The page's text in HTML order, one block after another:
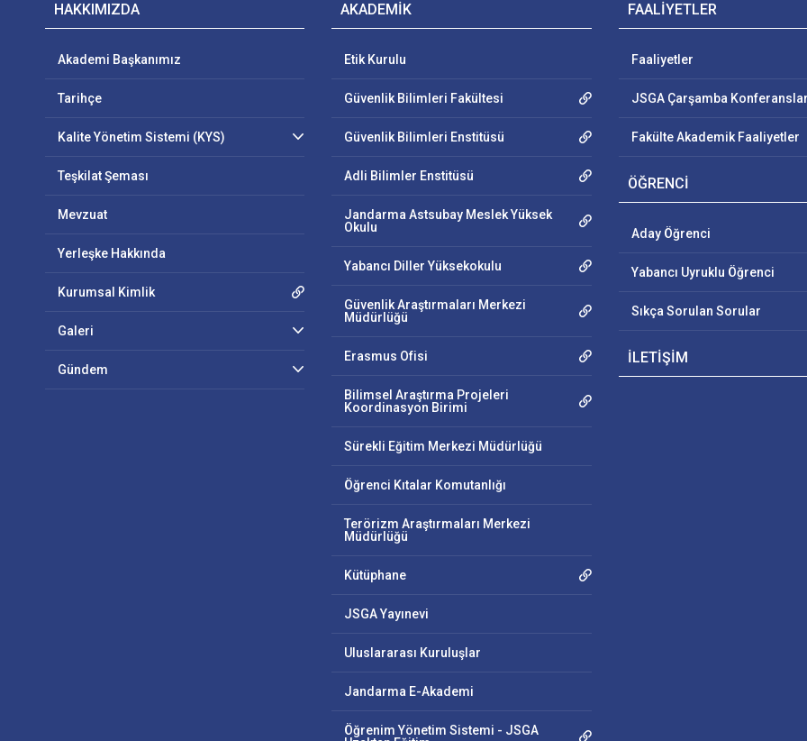
HAKKIMIZDA
Akademi Başkanımız
Tarihçe
Kalite Yönetim Sistemi (KYS)
Teşkilat Şeması
Mevzuat
Yerleşke Hakkında
Kurumsal Kimlik
Galeri
Gündem
AKADEMİK
Etik Kurulu
Güvenlik Bilimleri Fakültesi
Güvenlik Bilimleri Enstitüsü
Adli Bilimler Enstitüsü
Jandarma Astsubay Meslek Yüksek
Okulu
Yabancı Diller Yüksekokulu
Güvenlik Araştırmaları Merkezi
Müdürlüğü
Erasmus Ofisi
Bilimsel Araştırma Projeleri
Koordinasyon Birimi
Sürekli Eğitim Merkezi Müdürlüğü
Öğrenci Kıtalar Komutanlığı
Terörizm Araştırmaları Merkezi
Müdürlüğü
Kütüphane
JSGA Yayınevi
Uluslararası Kuruluşlar
Jandarma E-Akademi
Öğrenim Yönetim Sistemi - JSGA
FAALİYETLER
Faaliyetler
JSGA Çarşamba
Fakülte Akademik Faaliyetler
ÖĞRENCİ
Aday Öğrenci
Yabancı Uyruklu Öğrenci
Sıkça Sorulan Sorular
İLETİŞİM